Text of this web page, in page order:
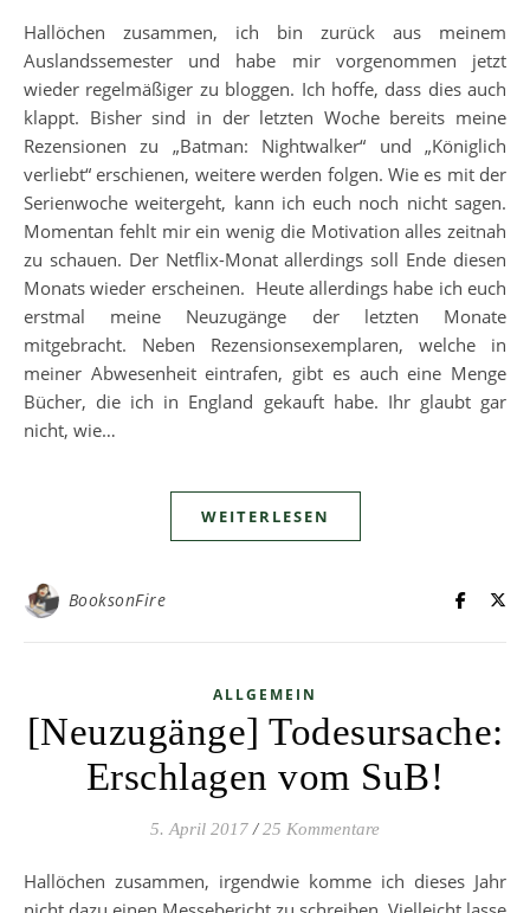
Hallöchen zusammen, ich bin zurück aus meinem
Auslandssemester und habe mir vorgenommen jetzt
wieder regelmäßiger zu bloggen. Ich hoffe, dass dies auch
klappt. Bisher sind in der letzten Woche bereits meine
Rezensionen zu „Batman: Nightwalker“ und „Königlich
verliebt“ erschienen, weitere werden folgen. Wie es mit der
Serienwoche weitergeht, kann ich euch noch nicht sagen.
Momentan fehlt mir ein wenig die Motivation alles zeitnah
zu schauen. Der Netflix-Monat allerdings soll Ende diesen
Monats wieder erscheinen. Heute allerdings habe ich euch
erstmal meine Neuzugänge der letzten Monate
mitgebracht. Neben Rezensionsexemplaren, welche in
meiner Abwesenheit eintrafen, gibt es auch eine Menge
Bücher, die ich in England gekauft habe. Ihr glaubt gar
nicht, wie…
WEITERLESEN
BooksonFire
ALLGEMEIN
[Neuzugänge] Todesursache:
Erschlagen vom SuB!
5. April 2017 / 25 Kommentare
Hallöchen zusammen, irgendwie komme ich dieses Jahr